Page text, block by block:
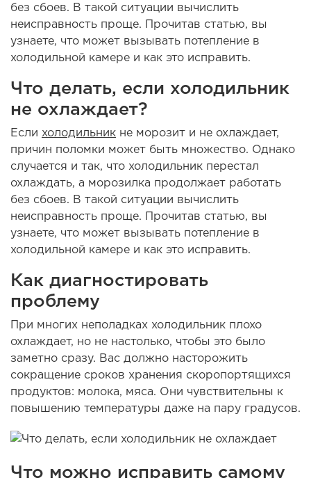
без сбоев. В такой ситуации вычислить
неисправность проще. Прочитав статью, вы
узнаете, что может вызывать потепление в
холодильной камере и как это исправить.
Что делать, если холодильник
не охлаждает?
Если холодильник не морозит и не охлаждает,
причин поломки может быть множество. Однако
случается и так, что холодильник перестал
охлаждать, а морозилка продолжает работать
без сбоев. В такой ситуации вычислить
неисправность проще. Прочитав статью, вы
узнаете, что может вызывать потепление в
холодильной камере и как это исправить.
Как диагностировать
проблему
При многих неполадках холодильник плохо
охлаждает, но не настолько, чтобы это было
заметно сразу. Вас должно насторожить
сокращение сроков хранения скоропортящихся
продуктов: молока, мяса. Они чувствительны к
повышению температуры даже на пару градусов.
Что можно исправить самому